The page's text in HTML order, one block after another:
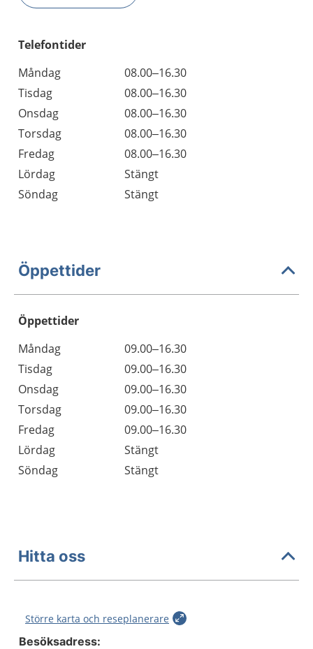
Telefontider
Måndag
08.00–16.30
Tisdag
08.00–16.30
Onsdag
08.00–16.30
Torsdag
08.00–16.30
Fredag
08.00–16.30
Lördag
Stängt
Söndag
Stängt
Öppettider
Öppettider
Dag
Öppettider
Kommentarer
Måndag
09.00–16.30
Tisdag
09.00–16.30
Onsdag
09.00–16.30
Torsdag
09.00–16.30
Fredag
09.00–16.30
Lördag
Stängt
Söndag
Stängt
Hitta oss
Större karta och reseplanerare
Besöksadress: